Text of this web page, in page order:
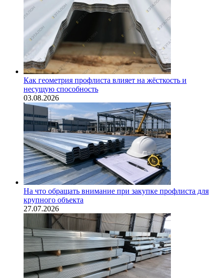
Как геометрия профлиста влияет на жёсткость и
несущую способность
03.08.2026
На что обращать внимание при закупке профлиста для
крупного объекта
27.07.2026